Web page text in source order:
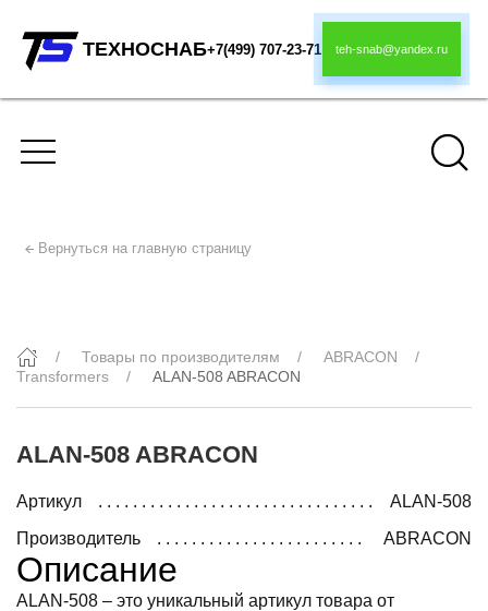
ТЕХНОСНАБ+7(499) 707-23-71 teh-snab@yandex.ru
Вернуться на главную страницу
Товары по производителям
ABRACON
Transformers
ALAN-508 ABRACON
ALAN-508 ABRACON
Артикул
ALAN-508
Производитель
ABRACON
Описание
ALAN-508 – это уникальный артикул товара от